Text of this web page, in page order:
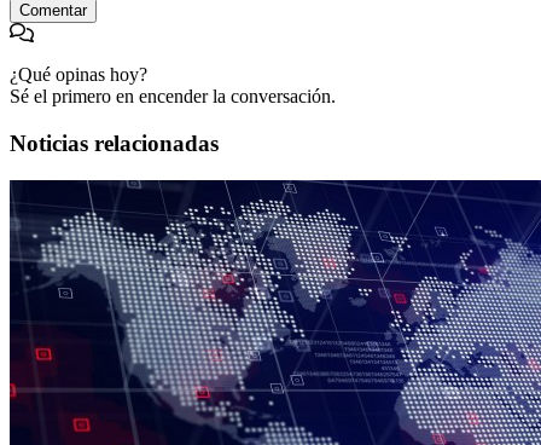
Comentar
¿Qué opinas hoy?
Sé el primero en encender la conversación.
Noticias relacionadas